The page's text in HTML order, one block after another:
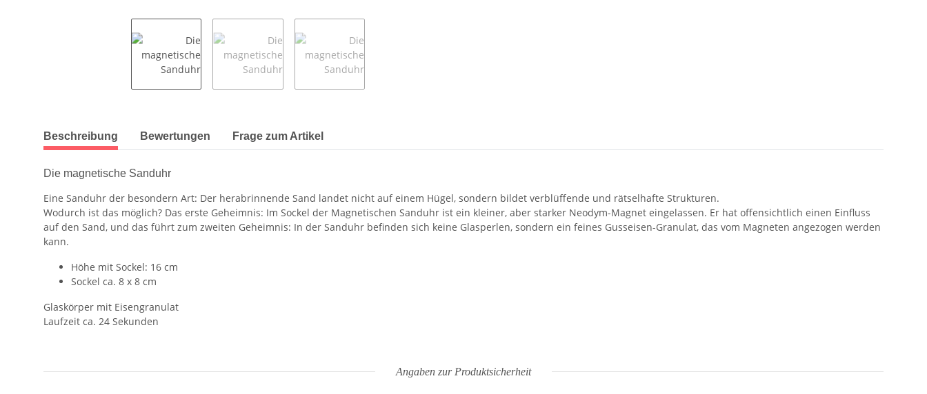
weitere Registerkarten anzeigen
Beschreibung Bewertungen Frage zum Artikel
Die magnetische Sanduhr
Eine Sanduhr der besondern Art: Der herabrinnende Sand landet nicht auf einem Hügel, sondern bildet verblüffende und rätselhafte Strukturen.
Wodurch ist das möglich? Das erste Geheimnis: Im Sockel der Magnetischen Sanduhr ist ein kleiner, aber starker Neodym-Magnet eingelassen. Er hat offensichtlich einen Einfluss
auf den Sand, und das führt zum zweiten Geheimnis: In der Sanduhr befinden sich keine Glasperlen, sondern ein feines Gusseisen-Granulat, das vom Magneten angezogen werden
kann.
Höhe mit Sockel: 16 cm
Sockel ca. 8 x 8 cm
Glaskörper mit Eisengranulat
Laufzeit ca. 24 Sekunden
Angaben zur Produktsicherheit